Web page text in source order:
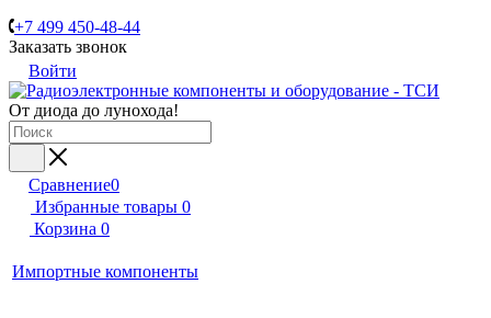
+7 499 450-48-44
Заказать звонок
Войти
От диода до лунохода!
Сравнение0
Избранные товары 0
Корзина 0
Импортные компоненты